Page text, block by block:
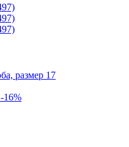
размер 17
-16%